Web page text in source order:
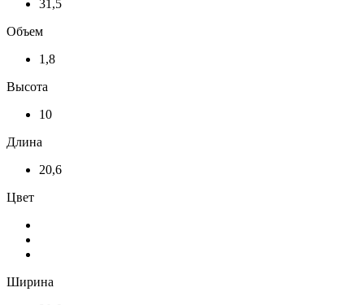
31,5
Объем
1,8
Высота
10
Длина
20,6
Цвет
Ширина